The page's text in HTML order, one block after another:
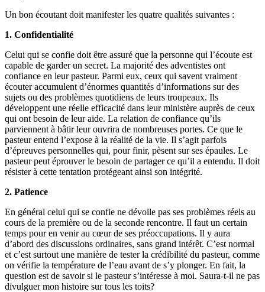
Un bon écoutant doit manifester les quatre qualités suivantes :
1. Confidentialité
Celui qui se confie doit être assuré que la personne qui l’écoute est
capable de garder un secret. La majorité des adventistes ont
confiance en leur pasteur. Parmi eux, ceux qui savent vraiment
écouter accumulent d’énormes quantités d’informations sur des
sujets ou des problèmes quotidiens de leurs troupeaux. Ils
développent une réelle efficacité dans leur ministère auprès de ceux
qui ont besoin de leur aide. La relation de confiance qu’ils
parviennent à bâtir leur ouvrira de nombreuses portes. Ce que le
pasteur entend l’expose à la réalité de la vie. Il s’agit parfois
d’épreuves personnelles qui, pour finir, pèsent sur ses épaules. Le
pasteur peut éprouver le besoin de partager ce qu’il a entendu. Il doit
résister à cette tentation protégeant ainsi son intégrité.
2. Patience
En général celui qui se confie ne dévoile pas ses problèmes réels au
cours de la première ou de la seconde rencontre. Il faut un certain
temps pour en venir au cœur de ses préoccupations. Il y aura
d’abord des discussions ordinaires, sans grand intérêt. C’est normal
et c’est surtout une manière de tester la crédibilité du pasteur, comme
on vérifie la température de l’eau avant de s’y plonger. En fait, la
question est de savoir si le pasteur s’intéresse à moi. Saura-t-il ne pas
divulguer mon histoire sur tous les toits?